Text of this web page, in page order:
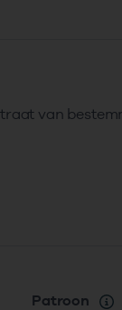
van
Patroon